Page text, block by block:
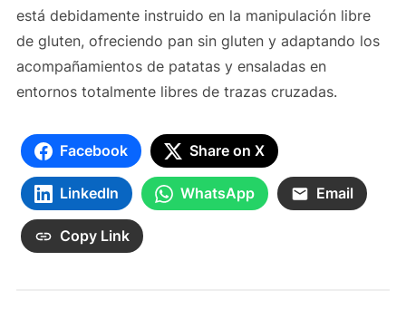
está debidamente instruido en la manipulación libre
de gluten, ofreciendo pan sin gluten y adaptando los
acompañamientos de patatas y ensaladas en
entornos totalmente libres de trazas cruzadas.
Facebook Share on X
LinkedIn WhatsApp Email
Copy Link